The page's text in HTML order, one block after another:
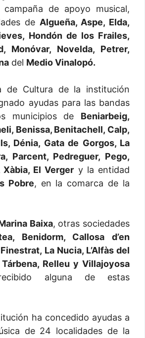
de apoyo musical,
de Algueña, Aspe, Elda,
Hondón de los Frailes,
Monóvar, Novelda, Petrer,
del Medio Vinalopó.
de Cultura de la institución
ayudas para las bandas
municipios de Beniarbeig,
Benissa, Benitachell, Calp,
Dénia, Gata de Gorgos, La
Parcent, Pedreguer, Pego,
El Verger y la entidad
Pobre, en la comarca de la
Baixa, otras sociedades
Benidorm, Callosa d’en
La Nucia, L’Alfàs del
Relleu y Villajoyosa
alguna de estas
ha concedido ayudas a
de 24 localidades de la